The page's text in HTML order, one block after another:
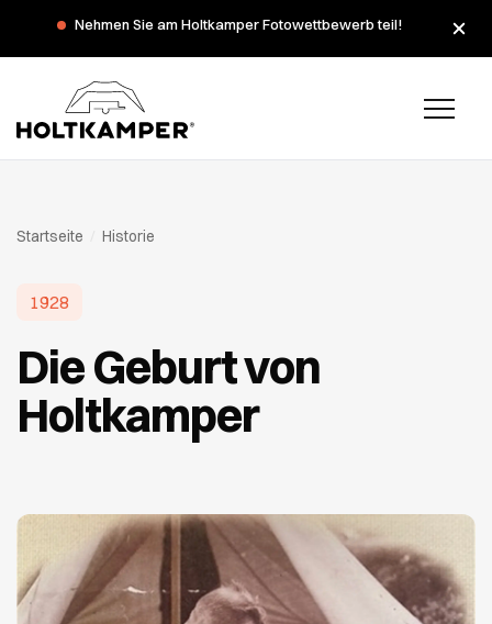
und 10. August, geschlossen.
Startseite Historie
1928
Die Geburt von
Holtkamper